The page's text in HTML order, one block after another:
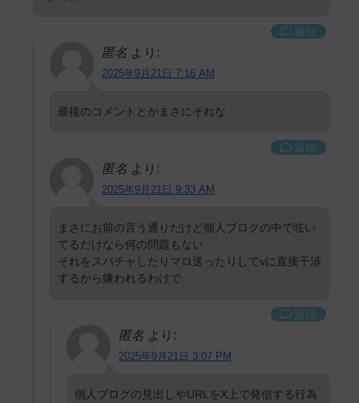
返信
匿名 より:
2025年9月21日 7:16 AM
最後のコメントとかまさにそれな
返信
匿名 より:
2025年9月21日 9:33 AM
まさにお前の言う通りだけど個人ブログの中で呟い
てるだけなら何の問題もない
それをスパチャしたりマロ送ったりしてvに直接干渉
するから嫌われるわけで
返信
匿名 より:
2025年9月21日 3:07 PM
個人ブログの見出しやURLをX上で発信する行為